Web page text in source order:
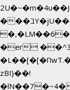
���בY�jU������� {e1ˏ���ċ�
�er
�L��[�[�חwT.���\�9�0�Ysi9Jy�P���!7���,�>�P�z�k��-
zBI}��!